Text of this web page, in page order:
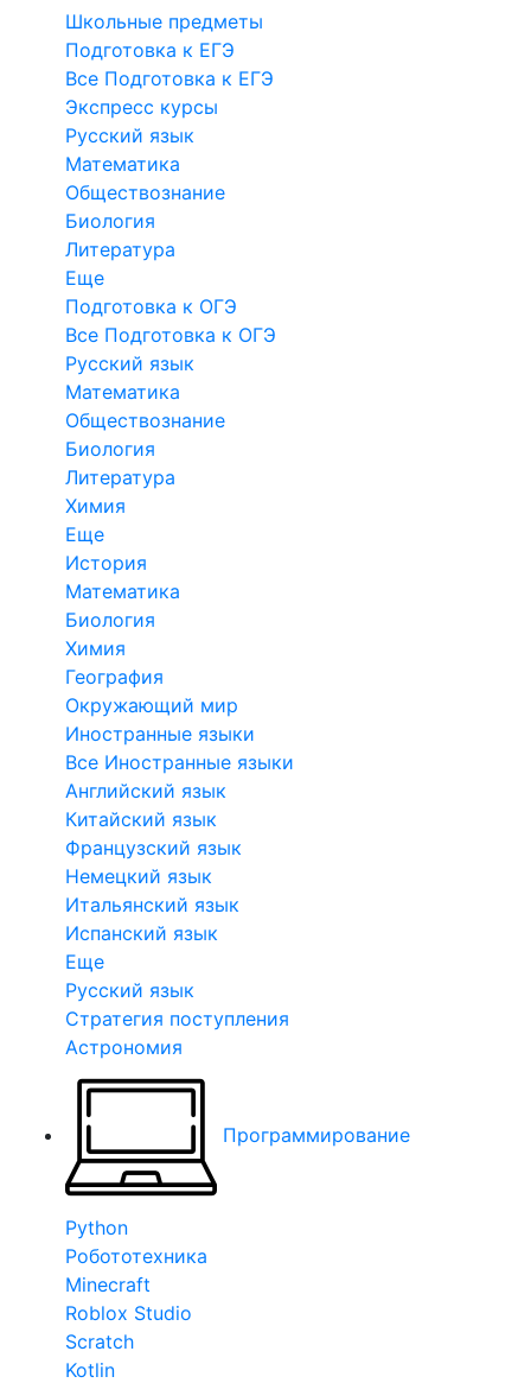
Школьные предметы
Подготовка к ЕГЭ
Все Подготовка к ЕГЭ
Экспресс курсы
Русский язык
Математика
Обществознание
Биология
Литература
Еще
Подготовка к ОГЭ
Все Подготовка к ОГЭ
Русский язык
Математика
Обществознание
Биология
Литература
Химия
Еще
История
Математика
Биология
Химия
География
Окружающий мир
Иностранные языки
Все Иностранные языки
Английский язык
Китайский язык
Французский язык
Немецкий язык
Итальянский язык
Испанский язык
Еще
Русский язык
Стратегия поступления
Астрономия
Программирование
Python
Робототехника
Minecraft
Roblox Studio
Scratch
Kotlin